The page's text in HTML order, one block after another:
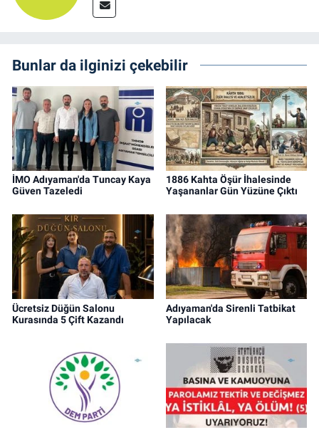
Bunlar da ilginizi çekebilir
İMO Adıyaman'da Tuncay Kaya
Güven Tazeledi
1886 Kahta Öşür İhalesinde
Yaşananlar Gün Yüzüne Çıktı
Ücretsiz Düğün Salonu
Kurasında 5 Çift Kazandı
Adıyaman'da Sirenli Tatbikat
Yapılacak